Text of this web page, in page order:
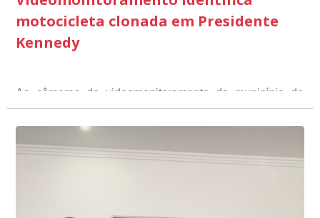
motocicleta clonada em Presidente
Kennedy
As câmeras de videomonitoramento do município de
Presidente Kennedy identificaram neste fim de semana,
01 de junho, uma motocicleta com indícios de
adulteração, imediatamente, a central de
videomonitoramento acionou a Guarda Civil Municipal,
Durante a abordagem a adulteração foi comprovada,
através da conferência do Chassi, a motocicleta, bem